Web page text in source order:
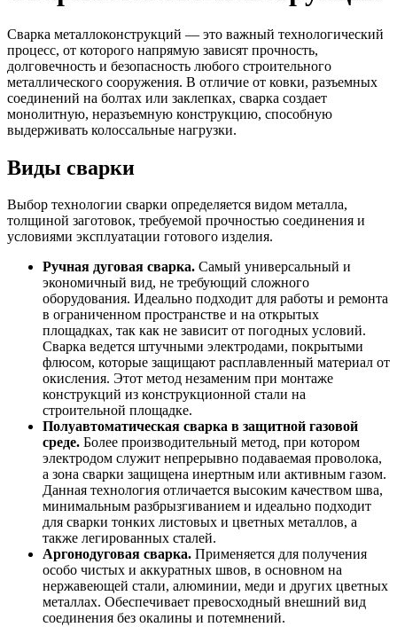
Сварка металлоконструкций — это важный технологический
процесс, от которого напрямую зависят прочность,
долговечность и безопасность любого строительного
металлического сооружения. В отличие от ковки, разъемных
соединений на болтах или заклепках, сварка создает
монолитную, неразъемную конструкцию, способную
выдерживать колоссальные нагрузки.
Виды сварки
Выбор технологии сварки определяется видом металла,
толщиной заготовок, требуемой прочностью соединения и
условиями эксплуатации готового изделия.
Ручная дуговая сварка. Самый универсальный и
экономичный вид, не требующий сложного
оборудования. Идеально подходит для работы и ремонта
в ограниченном пространстве и на открытых
площадках, так как не зависит от погодных условий.
Сварка ведется штучными электродами, покрытыми
флюсом, которые защищают расплавленный материал от
окисления. Этот метод незаменим при монтаже
конструкций из конструкционной стали на
строительной площадке.
Полуавтоматическая сварка в защитной газовой
среде. Более производительный метод, при котором
электродом служит непрерывно подаваемая проволока,
а зона сварки защищена инертным или активным газом.
Данная технология отличается высоким качеством шва,
минимальным разбрызгиванием и идеально подходит
для сварки тонких листовых и цветных металлов, а
также легированных сталей.
Аргонодуговая сварка. Применяется для получения
особо чистых и аккуратных швов, в основном на
нержавеющей стали, алюминии, меди и других цветных
металлах. Обеспечивает превосходный внешний вид
соединения без окалины и потемнений.